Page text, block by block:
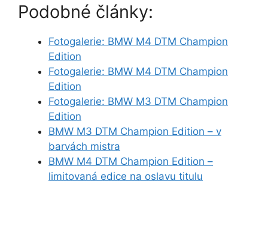
Podobné články:
Fotogalerie: BMW M4 DTM Champion
Edition
Fotogalerie: BMW M4 DTM Champion
Edition
Fotogalerie: BMW M3 DTM Champion
Edition
BMW M3 DTM Champion Edition – v
barvách mistra
BMW M4 DTM Champion Edition –
limitovaná edice na oslavu titulu